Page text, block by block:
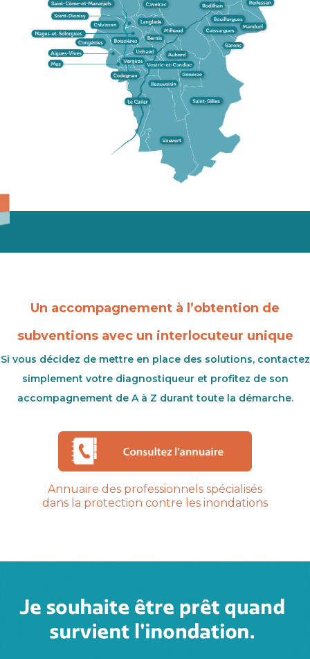
Un accompagnement à l’obtention de
subventions avec un interlocuteur unique
Si vous décidez de mettre en place des solutions, contactez
simplement votre diagnostiqueur et profitez de son
accompagnement de A à Z durant toute la démarche.
Annuaire des professionnels spécialisés
dans la protection contre les inondations